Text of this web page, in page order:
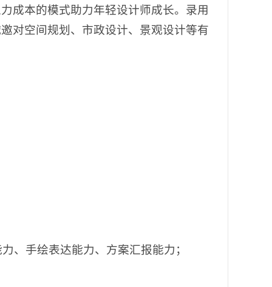
成本的模式助力年轻设计师成长。录用
对空间规划、市政设计、景观设计等有
、手绘表达能力、方案汇报能力；